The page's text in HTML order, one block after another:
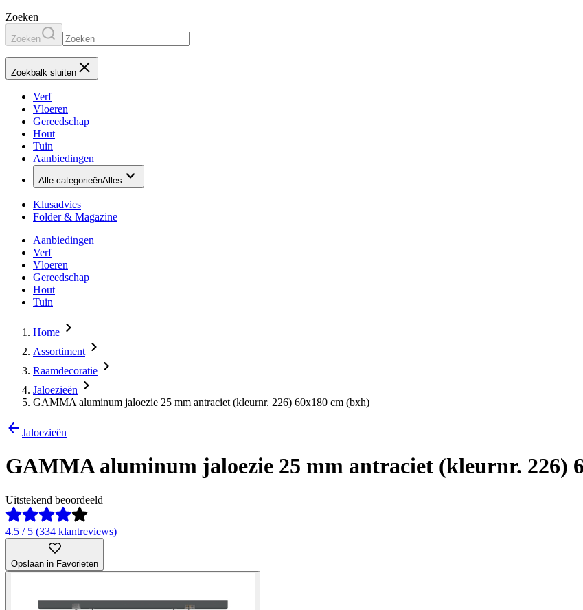
Zoeken
Zoeken
Zoekbalk sluiten
Verf
Vloeren
Gereedschap
Hout
Tuin
Aanbiedingen
Alle categorieënAlles
Klusadvies
Folder & Magazine
Aanbiedingen
Verf
Vloeren
Gereedschap
Hout
Tuin
Home
Assortiment
Raamdecoratie
Jaloezieën
GAMMA aluminum jaloezie 25 mm antraciet (kleurnr. 226) 60x180 cm (bxh)
Jaloezieën
GAMMA aluminum jaloezie 25 mm antraciet (kleurnr. 226)
Uitstekend beoordeeld
4.5 / 5 (334 klantreviews)
Opslaan in Favorieten